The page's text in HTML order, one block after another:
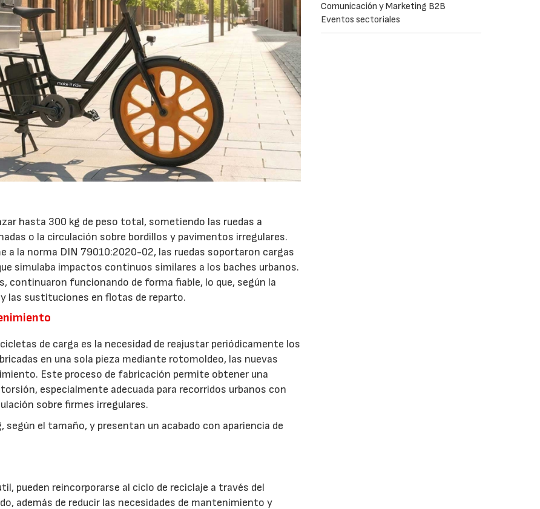
hasta 300 kg de peso total, sometiendo las ruedas a
o la circulación sobre bordillos y pavimentos irregulares.
a la norma DIN 79010:2020-02, las ruedas soportaron cargas
simulaba impactos continuos similares a los baches urbanos.
continuaron funcionando de forma fiable, lo que, según la
las sustituciones en flotas de reparto.
de carga es la necesidad de reajustar periódicamente los
en una sola pieza mediante rotomoldeo, las nuevas
Este proceso de fabricación permite obtener una
especialmente adecuada para recorridos urbanos con
sobre firmes irregulares.
según el tamaño, y presentan un acabado con apariencia de
pueden reincorporarse al ciclo de reciclaje a través del
además de reducir las necesidades de mantenimiento y
Comunicación y Marketing B2B
Eventos sectoriales